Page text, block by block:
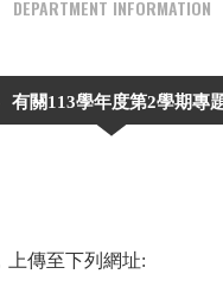
DEPARTMENT INFORMATION
有關113學年度第2學期專
上傳至下列網址: